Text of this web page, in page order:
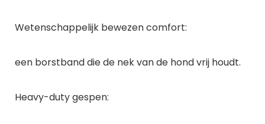
Wetenschappelijk bewezen comfort:
een borstband die de nek van de hond vrij houdt.
Heavy-duty gespen: